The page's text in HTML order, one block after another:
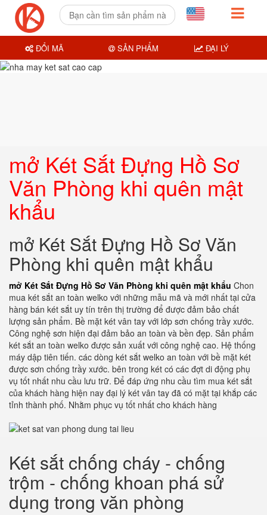
mở Két Sắt Đựng Hồ Sơ
Văn Phòng khi quên mật
khẩu
mở Két Sắt Đựng Hồ Sơ Văn
Phòng khi quên mật khẩu
mở Két Sắt Đựng Hồ Sơ Văn Phòng khi quên mật khẩu Chon
mua két sắt an toàn welko với những mẫu mã và mới nhất tại cửa
hàng bán két sắt uy tín trên thị trường để được đảm bảo chất
lượng sản phẩm. Bề mặt két vân tay với lớp sơn chống trầy xước.
Công nghệ sơn hiện đại đảm bảo an toàn và bền đẹp. Sản phẩm
két sắt an toàn welko được sản xuất với công nghệ cao. Hệ thống
máy dập tiên tiến. các dòng két sắt welko an toàn với bề mặt két
được sơn chống trầy xước. bên trong két có các đợt di động phụ
vụ tốt nhất nhu cầu lưu trữ. Để đáp ứng nhu cầu tìm mua két sắt
của khách hàng hiện nay đại lý két vân tay đã có mặt tại khắp các
tỉnh thành phố. Nhằm phục vụ tốt nhất cho khách hàng
Két sắt chống cháy - chống
trộm - chống khoan phá sử
dụng trong văn phòng
ĐỔI MÃ SẢN PHẨM ĐẠI LÝ